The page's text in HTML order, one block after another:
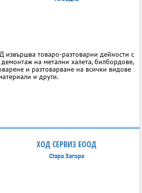
товаро-разтоварни дейности с
на метални халета, билбордове,
и разтоварване на всички видове
и други.
ХОД СЕРВИЗ ЕООД
Стара Загора